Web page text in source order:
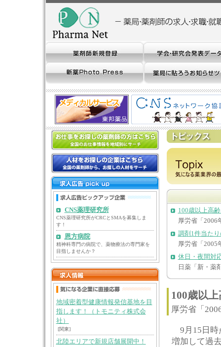
CNS薬理研究所
CNS薬理研究所がCRCとSMAを募集しま
す！
恩方病院
精神科専門の病院で、薬物療法の専門家を
目指しませんか？
地域密着型健康情報発信基地を目
指します！（トモニティ株式会
社）
[関東]
北陸エリアで新規店舗展開中！
100歳以上高
厚労省「2006
調剤1件当た
厚労省「2005
休日・夜間対
日薬「新・薬
100歳以
厚労省「
9月15日時
増加して過